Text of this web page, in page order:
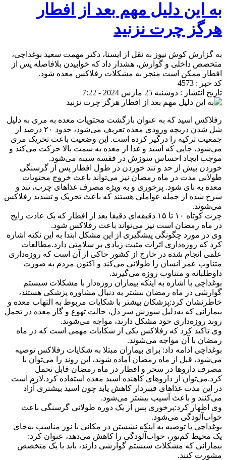
به این دلیل مهم بعد از افطار
هرگز چرت نزنید
به گزارش کوش نیوز به نقل از ايسنا، دکتر مهمت سعید بوغداچی،
متخصص داخلی و گوارش، هشدار داد که خوابیدن بلافاصله پس از
افطار ممکن است منجر به مشکلات رفلاکس معده شود.
کد خبر : 4573
تاریخ انتشار : دوشنبه 25 مارس 2024 - 7:22
رفلاکس اسید که به‌ عنوان بازگشت محتویات معده به مری به‌ دلیل
شل شدن دریچه ورودی معده تعریف می‌شود، حدود ۲۰ درصد از
جمعیت ترکیه را درگیر کرده است. این وضعیت باعث تحریک مری
می‌شود، جایی که اسید و غذا از معده به سمت بالا حرکت می‌کند و
موجب ایجاد احساس سوزش در قفسه سینه می‌شود.
خوردن بیش از حد و تند خوردن در طول افطار پس از گرسنگی
طولانی مدت در ماه رمضان نیز می‌تواند باعث خروج محتویات
معده به نای شود. پرخوری و به‌ ویژه مصرف غذاهای چرب، تند و
سرخ شده از جمله عواملی هستند که باعث تحریک و تشدید رفلاکس
می‌شوند.
چرت کوتاه ۱۰ تا ۱۵ دقیقه‌ای دقیقا بعد از افطار که یک عادت رایج
در ماه رمضان است نیز می‌تواند باعث رفلاکس شود.
وی در مورد چگونگی پیشگیری از این مشکل ابتدا به این نکته اشاره
کرد که روزه‌داری اثرات مثبت زیادی بر سلامتی دارد.مطالعات
علمی انجام شده در خارج از کشور حاکی از آن است که روزه‌داری
متناوب عمر انسان را طولانی می‌کند و اکنون مردم به‌ صورت
داوطلبانه و متناوب روزه می‌گیرند.
بوغداچی با اشاره به اینکه بیماران روزه‌دار با مشکلات سیستم
گوارشی در ماه رمضان بیشتر به‌ دنبال مشاوره پزشکی هستند،
خاطرنشان کرد:پزشکان بیشتر با شکایات مربوط به التهاب معده و
بیمارانی که به‌دلیل سوزش سر دل، حالت تهوع و گاز معده در تحمل
روند روزه‌داری خود مشکل دارند، مواجه می‌شوند.
وی تاکید کرد که رفلاکس یکی از شکایات مهمی است که در ماه
رمضان با آن مواجه می‌شوند.
بوغداچی ادامه داد: برای بیماران مبتلا به شکایات رفلاکس توصیه
می‌شود، قبل از ماه رمضان آماده شوند، این روند را می‌توان با
مصرف داروها در سحر و افطار در ماه رمضان قابل تحمل
کرد.می‌توان از داروهای کاهنده اسید معده استفاده کرد.لازم است
در این مدت غذاهای فیبردار کاهش یابد چون اسید بیشتری آزاد
می‌کنند و باعث آسیب بیشتر می‌شود.
وی اظهار کرد:پرخوری پس از یک دوره طولانی گرسنگی باعث
خواب‌آلودگی می‌شود.
بوغداچی با توصیه به اینکه نشستن در مکانی با نور مناسب به‌جای
یک محیط کم‌نور، خواب‌آلودگی را کاهش می‌دهد، عنوان کرد:
بیمارانی که مشکلات سیستم گوارشی دارند، باید با یک متخصص
مشورت کنند.